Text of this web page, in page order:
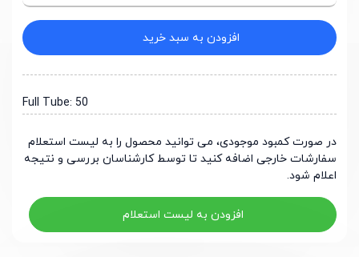
افزودن به سبد خرید
Full Tube: 50
در صورت کمبود موجودی، می توانید محصول را به لیست استعلام
سفارشات خارجی اضافه کنید تا توسط کارشناسان بررسی و نتیجه
اعلام شود.
افزودن به لیست استعلام